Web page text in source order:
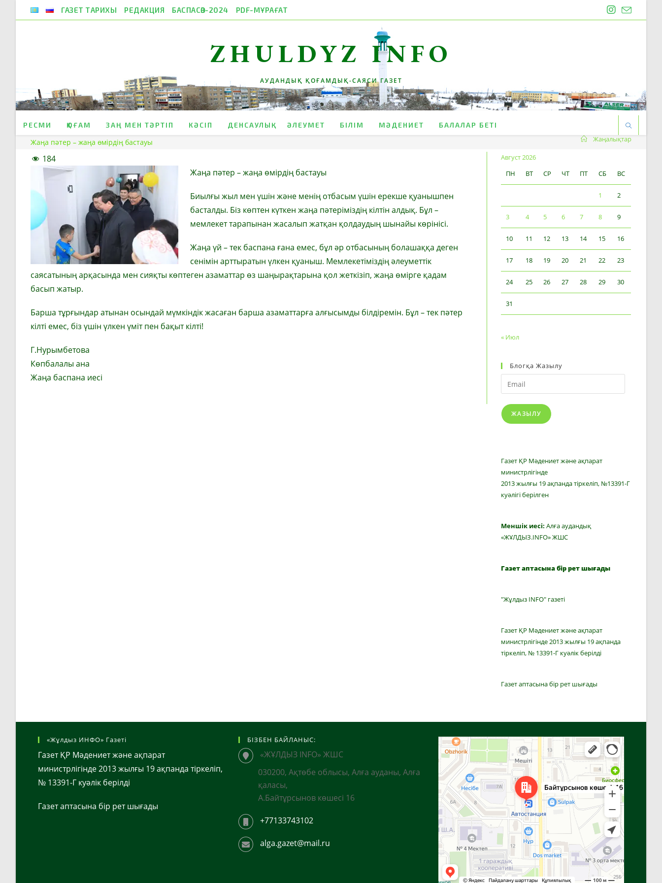
ГАЗЕТ ТАРИХЫ РЕДАКЦИЯ БАСПАСӨЗ-2024 PDF-МҰРАҒАТ
ZHULDYZ INFO
АУДАНДЫҚ ҚОҒАМДЫҚ-САЯСИ ГАЗЕТ
РЕСМИ ҚОҒАМ ЗАҢ МЕН ТӘРТІП КӘСІП ДЕНСАУЛЫҚ ӘЛЕУМЕТ БІЛІМ МӘДЕНИЕТ БАЛАЛАР БЕТІ
Жаңа пәтер – жаңа өмірдің бастауы Жаңалықтар
184
Жаңа пәтер – жаңа өмірдің бастауы
Биылғы жыл мен үшін және менің отбасым үшін ерекше қуанышпен
басталды. Біз көптен күткен жаңа пәтеріміздің кілтін алдық. Бұл –
мемлекет тарапынан жасалып жатқан қолдаудың шынайы көрінісі.
Жаңа үй – тек баспана ғана емес, бұл әр отбасының болашаққа деген
сенімін арттыратын үлкен қуаныш. Мемлекетіміздің әлеуметтік
саясатының арқасында мен сияқты көптеген азаматтар өз шаңырақтарына қол жеткізіп, жаңа өмірге қадам
басып жатыр.
Барша тұрғындар атынан осындай мүмкіндік жасаған барша азаматтарға алғысымды білдіремін. Бұл – тек пәтер
кілті емес, біз үшін үлкен үміт пен бақыт кілті!
Г.Нурымбетова
Көпбалалы ана
Жаңа баспана иесі
Август 2026
ПН
ВТ СР ЧТ ПТ СБ ВС
1 2
3 4 5 6 7 8 9
10 11 12 13 14 15 16
17 18 19 20 21 22 23
24 25 26 27 28 29 30
31
« Июл
Блогқа Жазылу
Email
ЖАЗЫЛУ
Газет ҚР Мәдениет және ақпарат
министрлігінде
2013 жылғы 19 ақпанда тіркеліп, №13391-Г
куәлігі берілген
Меншік иесі: Алға аудандық
«ЖҰЛДЫЗ.INFO» ЖШС
Газет аптасына бір рет шығады
"Жұлдыз INFO" газеті
Газет ҚР Мәдениет және ақпарат
министрлігінде 2013 жылғы 19 ақпанда
тіркеліп, № 13391-Г куәлік берілді
Газет аптасына бір рет шығады
«Жұлдыз ИНФО» Газеті
Газет ҚР Мәдениет және ақпарат
министрлігінде 2013 жылғы 19 ақпанда тіркеліп,
№ 13391-Г куәлік берілді
Газет аптасына бір рет шығады
БІЗБЕН БАЙЛАНЫС:
«ЖҰЛДЫЗ INFO» ЖШС
030200, Ақтөбе облысы, Алға ауданы, Алға
қаласы,
А.Байтұрсынов көшесі 16
+77133743102
alga.gazet@mail.ru
Алға
Яндекс Карталар — көлік, навигация, орындарды іздеу